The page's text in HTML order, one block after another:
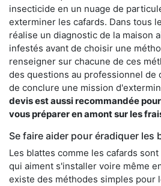
insecticide en un nuage de
exterminer les cafards. Dans tous
réalise un diagnostic de la maison
infestés avant de choisir une
renseigner sur chacune de ces
des questions au professionnel de
de conclure une mission
devis est aussi recommandée
vous préparer en amont sur les
Se faire aider pour éradiquer les
Les blattes comme les cafards
qui aiment s'installer voire même
existe des méthodes simples pour